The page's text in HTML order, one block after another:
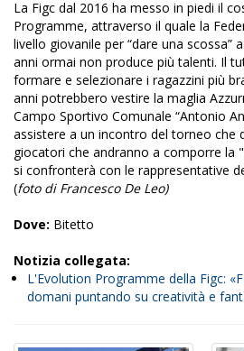
La Figc dal 2016 ha messo in piedi il
Programme, attraverso il quale la
livello giovanile per “dare una scossa”
anni ormai non produce più talenti. Il
formare e selezionare i ragazzini più
anni potrebbero vestire la maglia
Campo Sportivo Comunale “Antonio
assistere a un incontro del torneo che
giocatori che andranno a comporre la
si confronterà con le rappresentative
(foto di Francesco De Leo)
Dove: Bitetto
Notizia collegata:
L'Evolution Programme della Figc:
domani puntando su creatività e